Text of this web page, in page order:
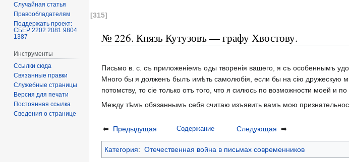
[315]
№ 226. Князь Кутузовъ — графу Хвостову.
Письмо в. с. съ приложеніемъ оды творенія вашего, я съ особеннымъ
Много бы я долженъ былъ имѣть самолюбія, если бы на сію дружескую
потомству, то сіе только отъ того, что я силюсь по возможности моей
Между тѣмъ обязаннымъ себя считаю изъявить вамъ мою
⬅ Предыдущая Содержание Следующая ➡
Категория: Отечественная война в письмах современников
Случайная статья
Правообладателям
Поддержать проект:
СБЕР 2202 2081 9804
1387
Инструменты
Ссылки сюда
Связанные правки
Служебные страницы
Версия для печати
Постоянная ссылка
Сведения о странице